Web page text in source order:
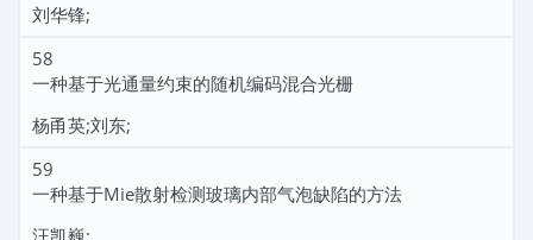
刘华锋;
58
一种基于光通量约束的随机编码混合光栅
杨甬英;刘东;
59
一种基于Mie散射检测玻璃内部气泡缺陷的方法
汪凯巍;